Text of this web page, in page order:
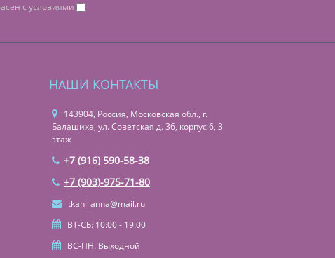
с условиями
НАШИ КОНТАКТЫ
143904, Россия, Московская обл., г.
Балашиха, ул. Советская д. 36, корпус 6, 3
этаж
+7 (916) 590-58-38
+7 (903)-975-71-80
tkani_anna@mail.ru
ВТ-СБ: 10:00 - 19:00
ВС-ПН: Выходной